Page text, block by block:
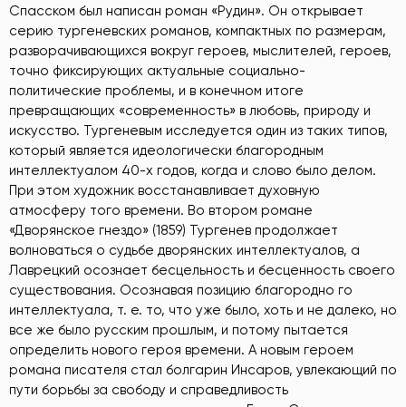
Спасском был написан роман «Рудин». Он открывает
серию тургеневских романов, компактных по размерам,
разворачивающихся вокруг героев, мыслителей, героев,
точно фиксирующих актуальные социально-
политические проблемы, и в конечном итоге
превращающих «современность» в любовь, природу и
искусство. Тургеневым исследуется один из таких типов,
который является идеологически благородным
интеллектуалом 40-х годов, когда и слово было делом.
При этом художник восстанавливает духовную
атмосферу того времени. Во втором романе
«Дворянское гнездо» (1859) Тургенев продолжает
волноваться о судьбе дворянских интеллектуалов, а
Лаврецкий осознает бесцельность и бесценность своего
существования. Осознавая позицию благородно го
интеллектуала, т. е. то, что уже было, хоть и не далеко, но
все же было русским прошлым, и потому пытается
определить нового героя времени. А новым героем
романа писателя стал болгарин Инсаров, увлекающий по
пути борьбы за свободу и справедливость